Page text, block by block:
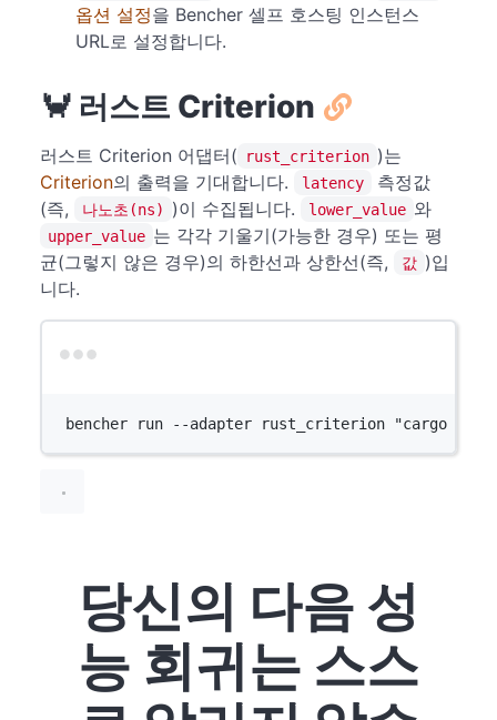
옵션 설정을 Bencher 셀프 호스팅 인스턴스
URL로 설정합니다.
🦀 러스트 Criterion
러스트 Criterion 어댑터( rust_criterion )는
Criterion의 출력을 기대합니다. latency
측정값
(즉,
나노초(ns) )이 수집됩니다. lower_value 와
upper_value 는 각각 기울기(가능한 경우) 또는 평
균(그렇지 않은 경우)의 하한선과 상한선(즉,
값 )입
니다.
bencher run --adapter rust_criterion "cargo
당신의 다음 성
능 회귀는 스스